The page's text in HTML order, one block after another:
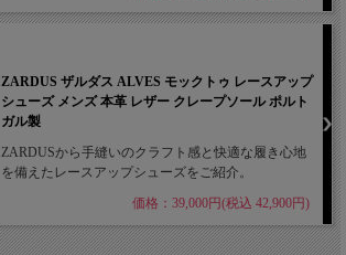
ZARDUS ザルダス ALVES モックトゥ レースアップ
シューズ メンズ 本革 レザー クレープソール ポルト
ガル製
ZARDUSから手縫いのクラフト感と快適な履き心地
を備えたレースアップシューズをご紹介。
価格：39,000円(税込 42,900円)